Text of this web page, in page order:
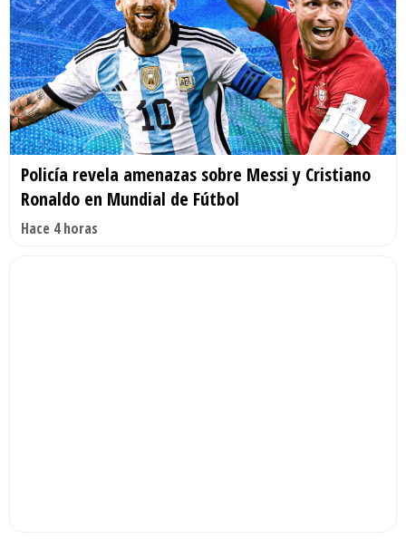
Policía revela amenazas sobre Messi y Cristiano
Ronaldo en Mundial de Fútbol
Hace 4 horas